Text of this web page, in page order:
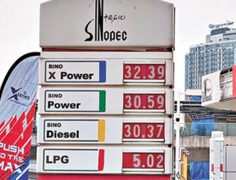
Adidas FIFA 世界盃 The Yard 巴士巡遊 CITYBUS 城巴